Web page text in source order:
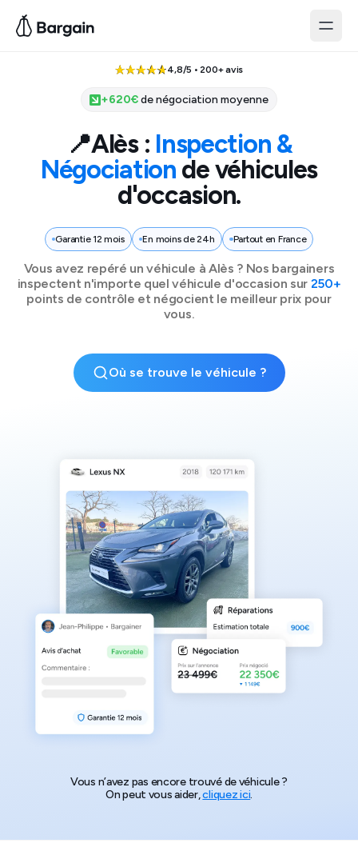
4,8/5 • 200+ avis
+620€de négociation moyenne
📍Alès: Inspection &
Négociation de véhicules
d'occasion.
Garantie 12 mois En moins de 24h Partout en France
Vous avez repéré un véhicule à Alès ? Nos bargainers
inspectent n'importe quel véhicule d'occasion sur 250+
points de contrôle et négocient le meilleur prix pour
vous.
Où se trouve le véhicule ?
Vous n’avez pas encore trouvé de véhicule ?
On peut vous aider,cliquez ici.